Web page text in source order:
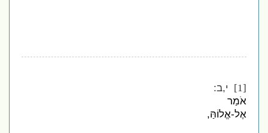
[1] י,ב:
אֹמַר
אֶל-אֱלוֹהַּ,